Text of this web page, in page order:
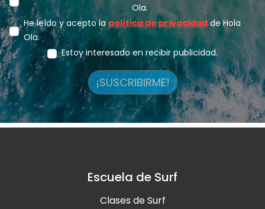
Ola.
He leído y acepto lapolítica de privacidadde Hola
Ola.
Estoy interesado en recibir publicidad.
¡SUSCRIBIRME!
Escuela de Surf
Clases de Surf